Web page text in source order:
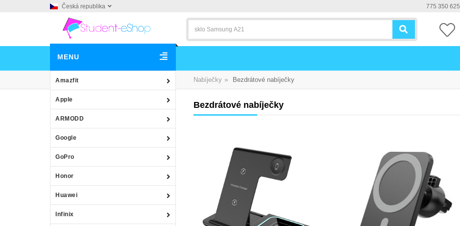
Česká republika 775 350 625
MENU
Amazfit
Apple
ARMODD
Google
GoPro
Honor
Huawei
Infinix
Nabíječky » Bezdrátové nabíječky
Bezdrátové nabíječky